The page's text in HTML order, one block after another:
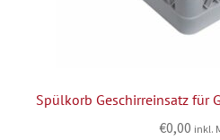
Spülkorb Geschirreinsatz für
€0,00 inkl.